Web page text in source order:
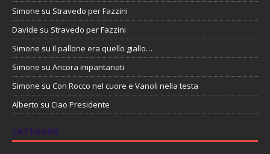
Simone su Stravedo per Fazzini
Davide su Stravedo per Fazzini
Simone su Il pallone era quello giallo…
Simone su Ancora impantanati
Simone su Con Rocco nel cuore e Vanoli nella testa
Alberto su Ciao Presidente
CATEGORIE